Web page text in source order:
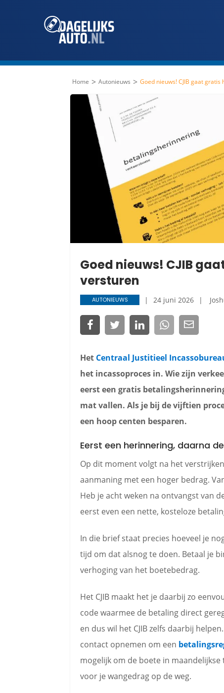
Home > Autonieuws > Goed nieuws! CJIB gaat
Goed nieuws! CJIB
versturen
AUTONIEUWS 24 juni 2026
Het Centraal Justitieel
het incassoproces in. Wie zijn
eerst een gratis
mat vallen. Als je bij de vijftien
een hoop centen besparen.
Eerst een herinnering, daarna
Op dit moment volgt na het
aanmaning met een hoger bedrag.
Heb je acht weken na ontvangst van
eerst even een nette, kosteloze
In die brief staat precies hoeveel je
tijd om dat alsnog te doen. Betaal je
verhoging van het boetebedrag.
Het CJIB maakt het je daarbij zo
code waarmee de betaling direct
en dus wil het CJIB zelfs daarbij
contact opnemen om een
mogelijk om de boete in
voor je wangedrag op de weg.